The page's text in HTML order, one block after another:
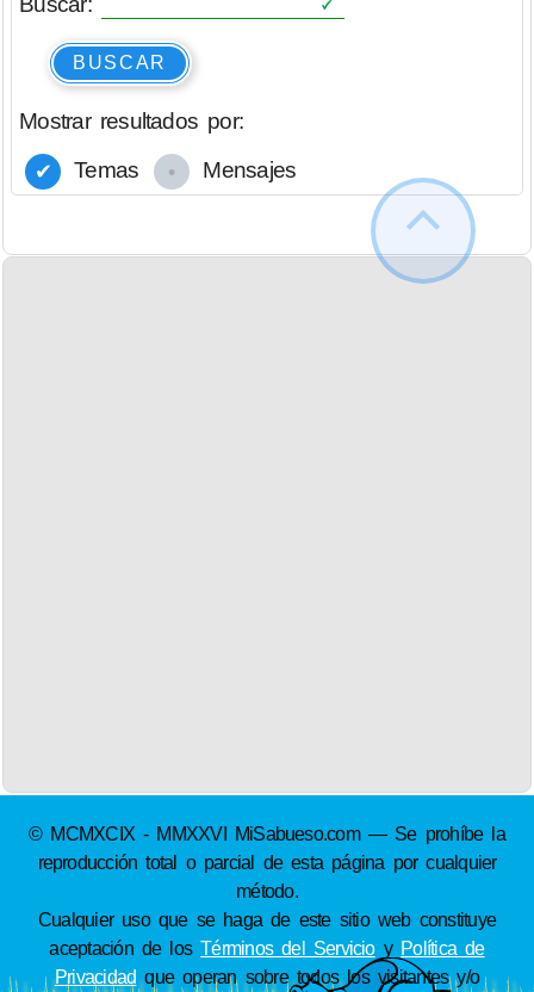
BUSCAR
Mostrar resultados por:
Temas
Mensajes
© MCMXCIX - MMXXVI MiSabueso.com — Se prohíbe la
reproducción total o parcial de esta página por cualquier
método.
Cualquier uso que se haga de este sitio web constituye
aceptación de losTérminos del Servicioy Política de
Privacidad que operan sobre todos los visitantes y/o